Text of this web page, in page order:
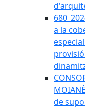
a la
de